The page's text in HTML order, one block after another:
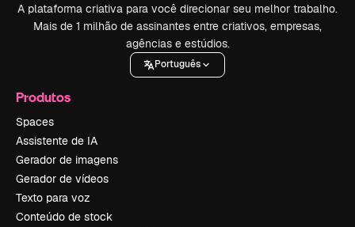
A plataforma criativa para você direcionar seu melhor trabalho.
Mais de 1 milhão de assinantes entre criativos, empresas,
agências e estúdios.
Português
Produtos
Spaces
Assistente de IA
Gerador de imagens
Gerador de vídeos
Texto para voz
Conteúdo de stock